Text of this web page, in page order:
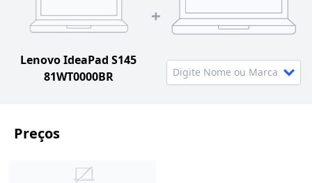
Lenovo IdeaPad S145
81WT0000BR
+
Preços